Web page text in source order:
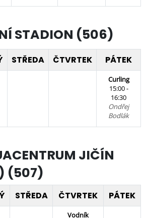
STADION (506)
STŘEDA ČTVRTEK PÁTEK
Curling
15:00 -
16:30
Ondřej
Bodlák
JIČÍN
(507)
STŘEDA ČTVRTEK PÁTEK
Vodník